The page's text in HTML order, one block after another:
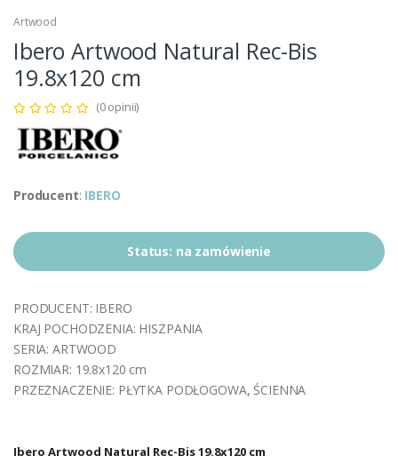
Artwood
Ibero Artwood Natural Rec-Bis
19.8x120 cm
(0 opinii)
Producent: IBERO
Status: na zamówienie
PRODUCENT: IBERO
KRAJ POCHODZENIA: HISZPANIA
SERIA: ARTWOOD
ROZMIAR: 19.8x120 cm
PRZEZNACZENIE: PŁYTKA PODŁOGOWA, ŚCIENNA
Ibero Artwood Natural Rec-Bis 19.8x120 cm